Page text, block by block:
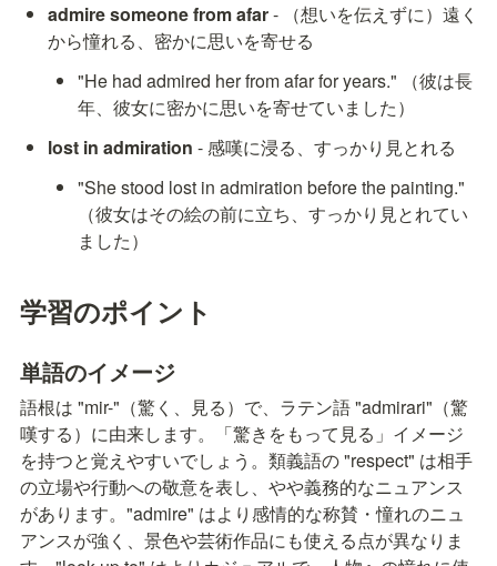
admire someone from afar - （想いを伝えずに）遠く
から憧れる、密かに思いを寄せる
"He had admired her from afar for years." （彼は長
年、彼女に密かに思いを寄せていました）
lost in admiration - 感嘆に浸る、すっかり見とれる
"She stood lost in admiration before the painting."
（彼女はその絵の前に立ち、すっかり見とれてい
ました）
学習のポイント
単語のイメージ
語根は "mir-"（驚く、見る）で、ラテン語 "admirari"（驚
嘆する）に由来します。「驚きをもって見る」イメージ
を持つと覚えやすいでしょう。類義語の "respect" は相手
の立場や行動への敬意を表し、やや義務的なニュアンス
があります。"admire" はより感情的な称賛・憧れのニュ
アンスが強く、景色や芸術作品にも使える点が異なりま